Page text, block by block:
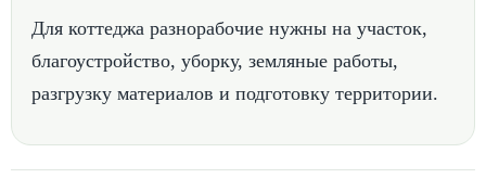
Для коттеджа разнорабочие нужны на участок,
благоустройство, уборку, земляные работы,
разгрузку материалов и подготовку территории.